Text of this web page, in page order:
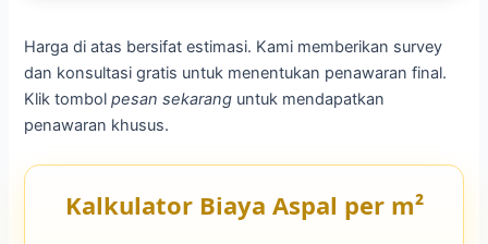
Harga di atas bersifat estimasi. Kami memberikan survey
dan konsultasi gratis untuk menentukan penawaran final.
Klik tombolpesan sekarang untuk mendapatkan
penawaran khusus.
Kalkulator Biaya Aspal per m²